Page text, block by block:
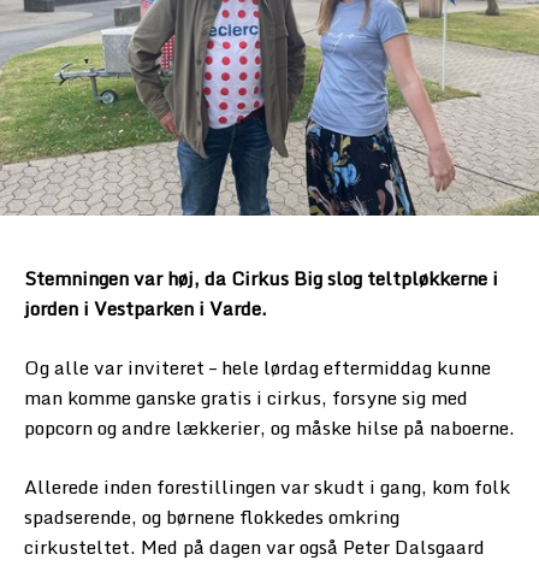
Stemningen var høj, da Cirkus Big slog teltpløkkerne i
jorden i Vestparken i Varde.
Og alle var inviteret – hele lørdag eftermiddag kunne
man komme ganske gratis i cirkus, forsyne sig med
popcorn og andre lækkerier, og måske hilse på naboerne.
Allerede inden forestillingen var skudt i gang, kom folk
spadserende, og børnene flokkedes omkring
cirkusteltet. Med på dagen var også Peter Dalsgaard